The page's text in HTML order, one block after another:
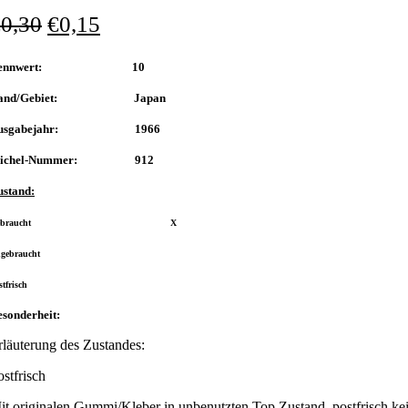
0,30 €0,15
10
Gebiet: Japan
1966
Nummer: 912
X
des Zustandes: